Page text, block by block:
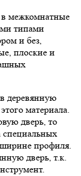
в межкомнатные
типами
и без,
плоские и
деревянную
материала.
дверь, то
специальных
профиля.
дверь, т.к.